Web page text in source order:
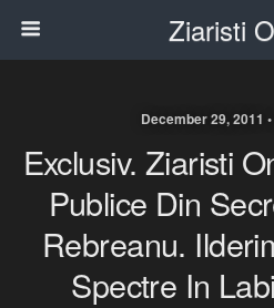
Ziaristi
December 29, 2011
Exclusiv. Ziaristi
Publice Din
Rebreanu.
Spectre In